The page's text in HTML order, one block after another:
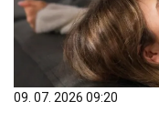
09. 07. 2026 09:20